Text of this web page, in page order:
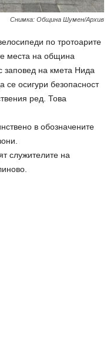
Снимка: Община Шумен/Архив
по тротоарите
места на община
заповед на кмета Нида
се осигури безопасност
ред. Това
в обозначените
служителите на